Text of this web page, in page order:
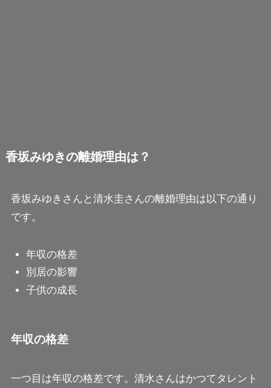
香坂みゆきの離婚理由は？
香坂みゆきさんと清水圭さんの離婚理由は以下の通り
です。
年収の格差
別居の影響
子供の成長
年収の格差
一つ目は年収の格差です。清水さんはかつてタレント